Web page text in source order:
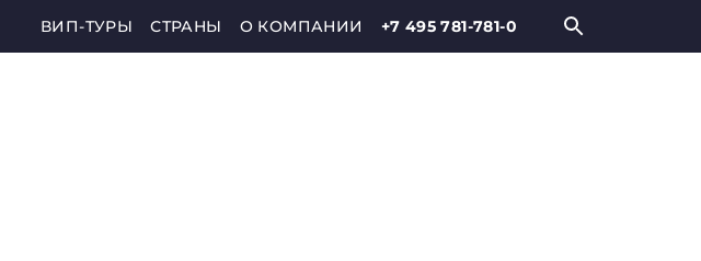
ВИП-ТУРЫ СТРАНЫ О КОМПАНИИ +7 495 781-781-0